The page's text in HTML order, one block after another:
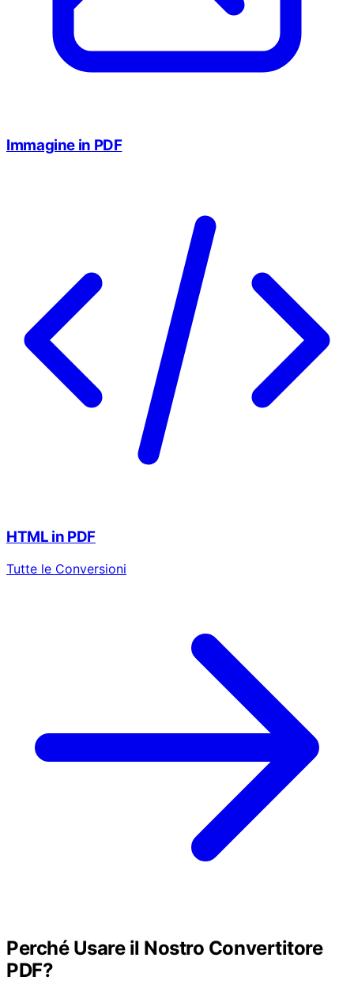
Immagine in PDF
HTML in PDF
Tutte le Conversioni
Perché Usare il Nostro Convertitore
PDF?